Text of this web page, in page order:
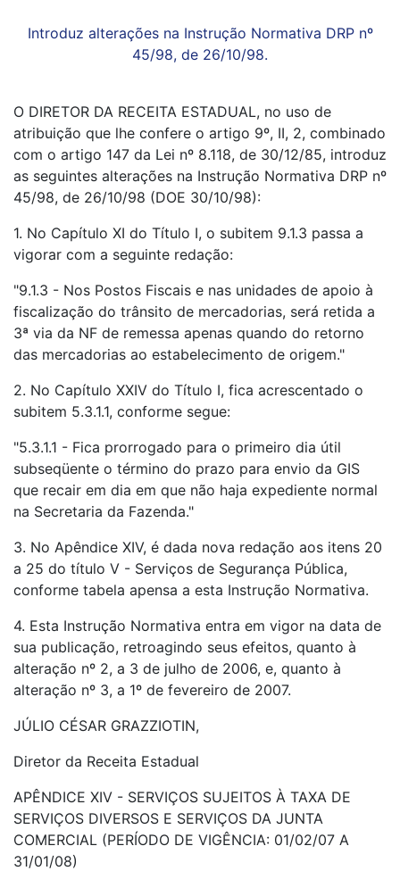
Introduz alterações na Instrução Normativa DRP nº
45/98, de 26/10/98.
O DIRETOR DA RECEITA ESTADUAL, no uso de
atribuição que lhe confere o artigo 9º, II, 2, combinado
com o artigo 147 da Lei nº 8.118, de 30/12/85, introduz
as seguintes alterações na Instrução Normativa DRP nº
45/98, de 26/10/98 (DOE 30/10/98):
1. No Capítulo XI do Título I, o subitem 9.1.3 passa a
vigorar com a seguinte redação:
"9.1.3 - Nos Postos Fiscais e nas unidades de apoio à
fiscalização do trânsito de mercadorias, será retida a
3ª via da NF de remessa apenas quando do retorno
das mercadorias ao estabelecimento de origem."
2. No Capítulo XXIV do Título I, fica acrescentado o
subitem 5.3.1.1, conforme segue:
"5.3.1.1 - Fica prorrogado para o primeiro dia útil
subseqüente o término do prazo para envio da GIS
que recair em dia em que não haja expediente normal
na Secretaria da Fazenda."
3. No Apêndice XIV, é dada nova redação aos itens 20
a 25 do título V - Serviços de Segurança Pública,
conforme tabela apensa a esta Instrução Normativa.
4. Esta Instrução Normativa entra em vigor na data de
sua publicação, retroagindo seus efeitos, quanto à
alteração nº 2, a 3 de julho de 2006, e, quanto à
alteração nº 3, a 1º de fevereiro de 2007.
JÚLIO CÉSAR GRAZZIOTIN,
Diretor da Receita Estadual
APÊNDICE XIV - SERVIÇOS SUJEITOS À TAXA DE
SERVIÇOS DIVERSOS E SERVIÇOS DA JUNTA
COMERCIAL (PERÍODO DE VIGÊNCIA: 01/02/07 A
31/01/08)